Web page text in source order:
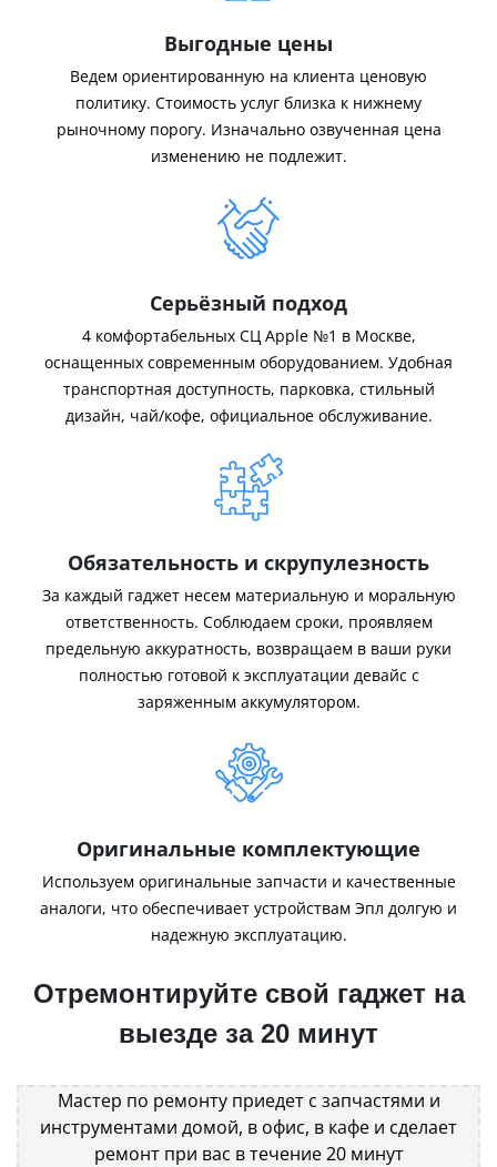
Выгодные цены
Ведем ориентированную на клиента ценовую
политику. Стоимость услуг близка к нижнему
рыночному порогу. Изначально озвученная цена
изменению не подлежит.
Серьёзный подход
4 комфортабельных СЦ Apple №1 в Москве,
оснащенных современным оборудованием. Удобная
транспортная доступность, парковка, стильный
дизайн, чай/кофе, официальное обслуживание.
Обязательность и скрупулезность
За каждый гаджет несем материальную и моральную
ответственность. Соблюдаем сроки, проявляем
предельную аккуратность, возвращаем в ваши руки
полностью готовой к эксплуатации девайс с
заряженным аккумулятором.
Оригинальные комплектующие
Используем оригинальные запчасти и качественные
аналоги, что обеспечивает устройствам Эпл долгую и
надежную эксплуатацию.
Отремонтируйте свой гаджет на
выезде за 20 минут
Мастер по ремонту приедет с запчастями и
инструментами домой, в офис, в кафе и сделает
ремонт при вас в течение 20 минут